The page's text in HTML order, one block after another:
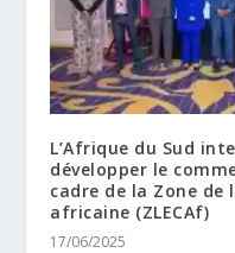
L’Afrique du Sud
développer le
cadre de la Zone
africaine (ZLECAf)
17/06/2025